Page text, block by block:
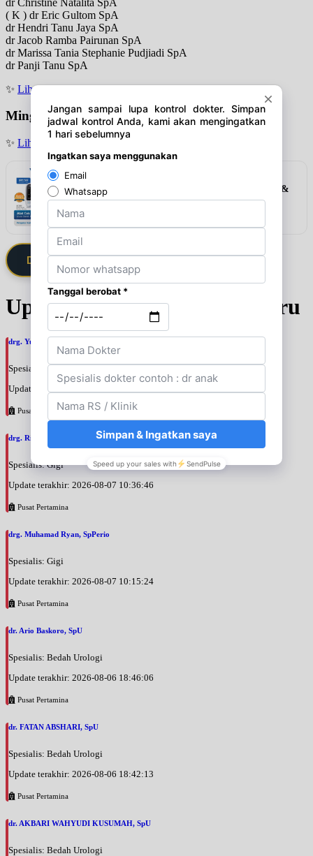
( K ) dr Eric Gultom SpA
dr Hendri Tanu Jaya SpA
dr Jacob Ramba Pairunan SpA
dr Marissa Tania Stephanie Pudjiadi SpA
dr Panji Tanu SpA
✨ Lihat jadwal
Minggu
✨ Lihat jadwal
Rekomendasi
Alat Cek 3in1 Elvasense (Gula Darah, Kolesterol &
Asam Urat)
Lihat detail & harga →
Daftarkan Saya via Member VIP
Update Jadwal Dokter terbaru
drg. Yuri Desi Pratamasari, SpKGA
Spesialis: Gigi
Update terakhir: 2026-08-07 10:39:26
Pusat Pertamina
drg. Rinati Adrin, SpKGA
Spesialis: Gigi
Update terakhir: 2026-08-07 10:36:46
Pusat Pertamina
drg. Muhamad Ryan, SpPerio
Spesialis: Gigi
Update terakhir: 2026-08-07 10:15:24
Pusat Pertamina
dr. Ario Baskoro, SpU
Spesialis: Bedah Urologi
Update terakhir: 2026-08-06 18:46:06
Pusat Pertamina
dr. FATAN ABSHARI, SpU
Spesialis: Bedah Urologi
Update terakhir: 2026-08-06 18:42:13
Pusat Pertamina
dr. AKBARI WAHYUDI KUSUMAH, SpU
Spesialis: Bedah Urologi